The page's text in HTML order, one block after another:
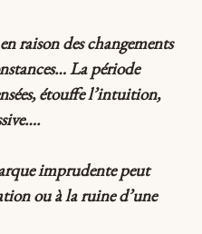
raison des changements
La période
étouffe l’intuition,
imprudente peut
ou à la ruine d’une